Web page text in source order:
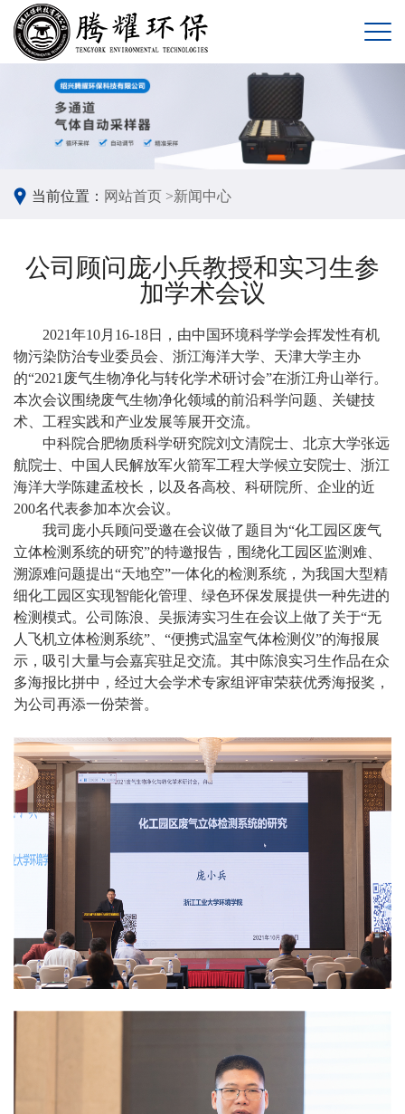
当前位置： 网站首页 >新闻中心
公司顾问庞小兵教授和实习生参
加学术会议
2021年10月16-18日，由中国环境科学学会挥发性有机
物污染防治专业委员会、浙江海洋大学、天津大学主办
的“2021废气生物净化与转化学术研讨会”在浙江舟山举行。
本次会议围绕废气生物净化领域的前沿科学问题、关键技
术、工程实践和产业发展等展开交流。
中科院合肥物质科学研究院刘文清院士、北京大学张远
航院士、中国人民解放军火箭军工程大学候立安院士、浙江
海洋大学陈建孟校长，以及各高校、科研院所、企业的近
200名代表参加本次会议。
我司庞小兵顾问受邀在会议做了题目为“化工园区废气
立体检测系统的研究”的特邀报告，围绕化工园区监测难、
溯源难问题提出“天地空”一体化的检测系统，为我国大型精
细化工园区实现智能化管理、绿色环保发展提供一种先进的
检测模式。公司陈浪、吴振涛实习生在会议上做了关于“无
人飞机立体检测系统”、“便携式温室气体检测仪”的海报展
示，吸引大量与会嘉宾驻足交流。其中陈浪实习生作品在众
多海报比拼中，经过大会学术专家组评审荣获优秀海报奖，
为公司再添一份荣誉。